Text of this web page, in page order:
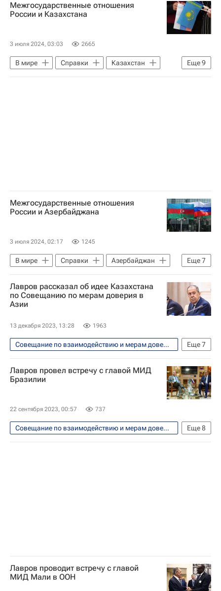
Владимир Путин
Межгосударственные отношения
России и Казахстана
3 июля 2024, 03:03 2665
Еще9
В мире Справки
Казахстан
Россия
Москва
Межгосударственные отношения
России и Азербайджана
3 июля 2024, 02:17 1245
Еще7
В мире Справки
Азербайджан
Россия
Москва
Ильхам Алиев
Владимир Путин
Михаил Мишустин
СНГ
Лавров рассказал об идее Казахстана
по Совещанию по мерам доверия в
Азии
13 декабря 2023, 13:28 1963
Еще7
Совещание по взаимодействию и мерам доверия в Азии (СВМДА)
Азия
Казахстан
Россия
Сергей Лавров
Совет Федерации РФ
Лавров провел встречу с главой МИД
Бразилии
22 сентября 2023, 00:57 737
Еще8
Совещание по взаимодействию и мерам доверия в Азии (СВМДА)
Бразилия
Россия
Лавров проводит встречу с главой
МИД Мали в ООН